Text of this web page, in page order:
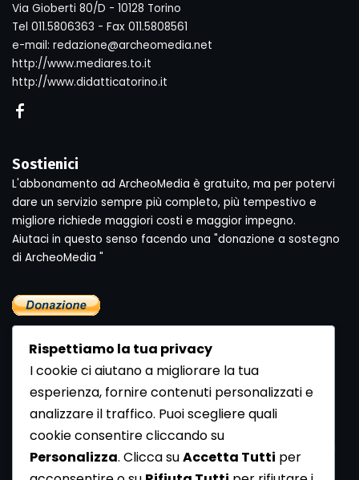
Via Gioberti 80/D - 10128 Torino
Tel 011.5806363 - Fax 011.5808561
e-mail: redazione@archeomedia.net
http://www.mediares.to.it
http://www.didatticatorino.it
Sostienici
L'abbonamento ad ArcheoMedia è gratuito, ma per potervi
dare un servizio sempre più completo, più tempestivo e
migliore richiede maggiori costi e maggior impegno.
Aiutaci in questo senso facendo una "donazione a sostegno
di ArcheoMedia "
Newsletter
Se vuoi ricevere la Rivista gratuita di archeologia realizzata
dalla Redazione di ArcheoMedia iscriviti alla nostra
Rispettiamo la tua privacy
I cookie ci aiutano a migliorare la tua
esperienza, fornire contenuti personalizzati e
analizzare il traffico. Puoi scegliere quali
cookie consentire cliccando su
Personalizza. Clicca suAccetta Tutti per